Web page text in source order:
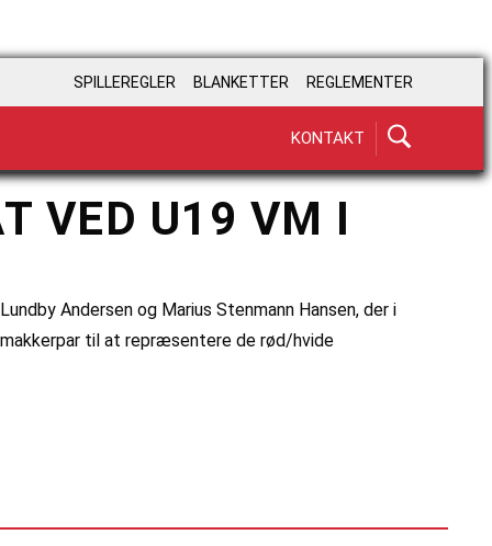
SPILLEREGLER BLANKETTER REGLEMENTER
KONTAKT
VED U19 VM I
Andersen og Marius Stenmann Hansen, der i
til at repræsentere de rød/hvide